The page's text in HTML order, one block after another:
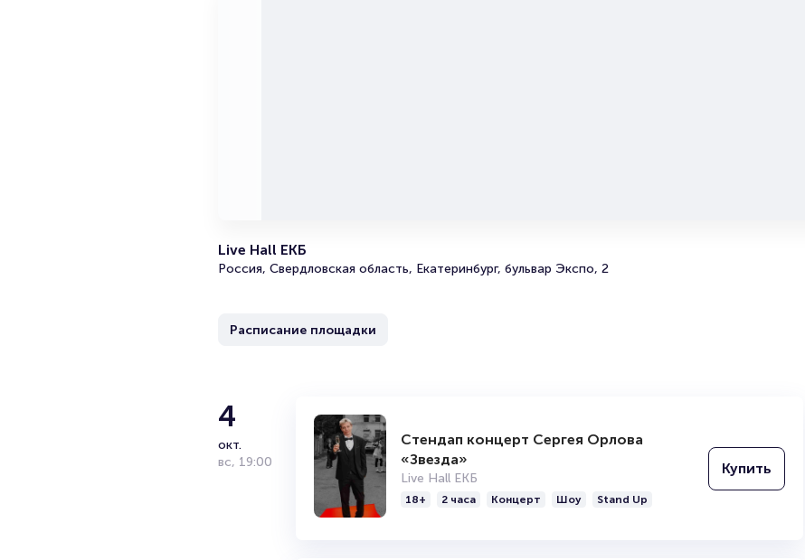
Live Hall ЕКБ
Россия, Свердловская область, Екатеринбург, бульвар Экспо, 2
Расписание площадки
4
окт.
вс, 19:00
Стендап концерт Сергея Орлова
«Звезда»
Live Hall ЕКБ
18+ 2 часа Концерт Шоу Stand Up
Купить